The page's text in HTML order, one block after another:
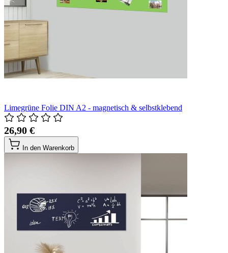
Limegrüne Folie DIN A2 - magnetisch & selbstklebend
26,90 €
In den Warenkorb